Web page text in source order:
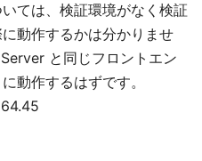
ては、検証環境がなく検証
動作するかは分かりませ
と同じフロントエン
動作するはずです。